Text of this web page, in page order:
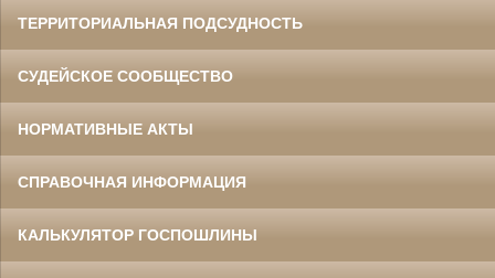
ТЕРРИТОРИАЛЬНАЯ ПОДСУДНОСТЬ
СУДЕЙСКОЕ СООБЩЕСТВО
НОРМАТИВНЫЕ АКТЫ
СПРАВОЧНАЯ ИНФОРМАЦИЯ
КАЛЬКУЛЯТОР ГОСПОШЛИНЫ